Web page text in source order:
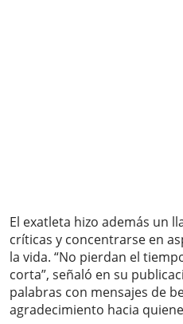
El exatleta hizo además un
críticas y concentrarse en
la vida. “No pierdan el
corta”, señaló en su
palabras con mensajes de
agradecimiento hacia